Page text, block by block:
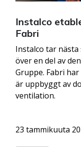
Instalco
Fabri
Instalco tar
över en del av
Gruppe. Fabri
är uppbyggt av
ventilation.
23 tammikuuta